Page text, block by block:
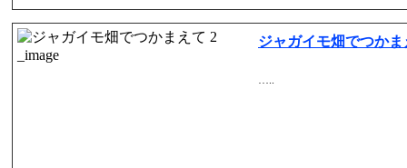
ジャガイモ畑でつかま
…..